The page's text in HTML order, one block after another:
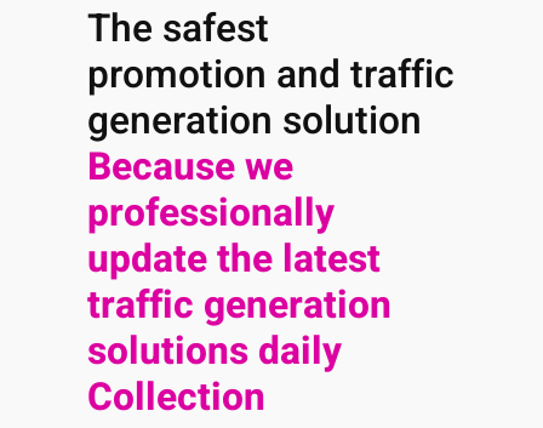
The safest
promotion and traffic
generation solution
Because we
professionally
update the latest
traffic generation
solutions daily
Collection